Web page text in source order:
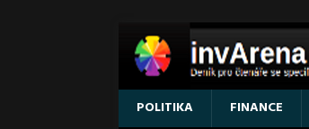
POLITIKA FINANCE